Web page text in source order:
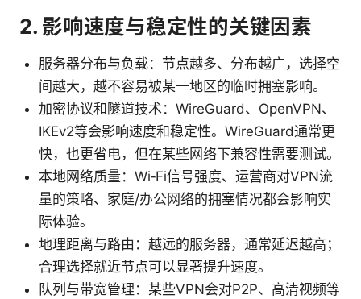
2. 影响速度与稳定性的关键因素
服务器分布与负载：节点越多、分布越广，选择空
间越大，越不容易被某一地区的临时拥塞影响。
加密协议和隧道技术：WireGuard、OpenVPN、
IKEv2等会影响速度和稳定性。WireGuard通常更
快，也更省电，但在某些网络下兼容性需要测试。
本地网络质量：Wi‑Fi信号强度、运营商对VPN流
量的策略、家庭/办公网络的拥塞情况都会影响实
际体验。
地理距离与路由：越远的服务器，通常延迟越高；
合理选择就近节点可以显著提升速度。
队列与带宽管理：某些VPN会对P2P、高清视频等